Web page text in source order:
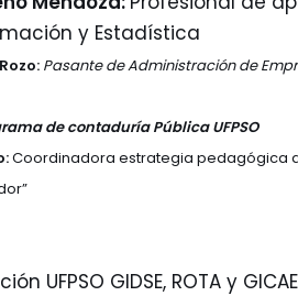
y Estadística
Pasante de Administración de
de contaduría Pública UFPSO
Coordinadora estrategia pedagógica
UFPSO GIDSE, ROTA y GICAE